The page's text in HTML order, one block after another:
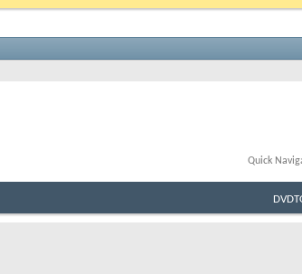
Quick